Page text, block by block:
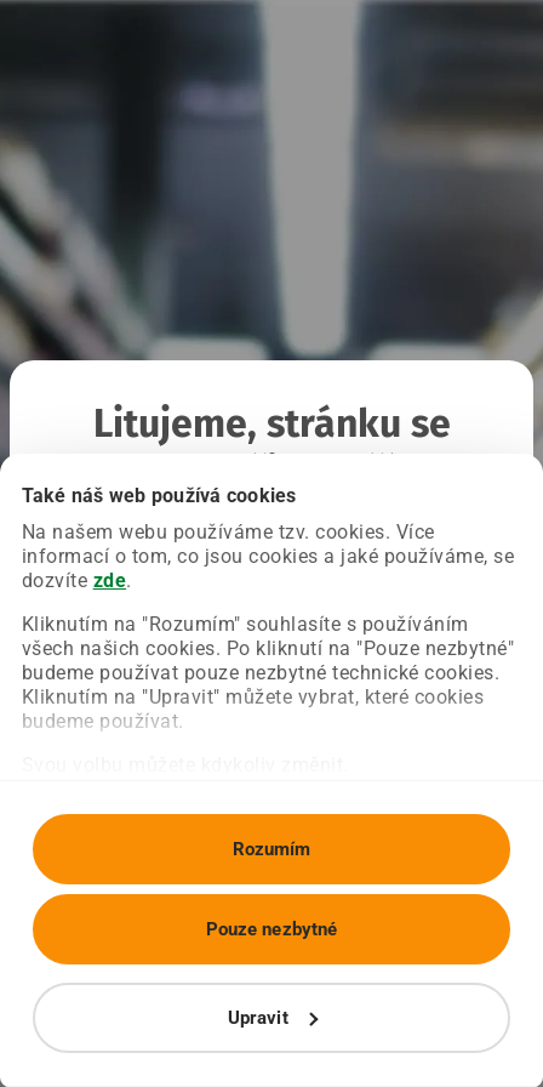
Také náš web používá cookies
Na našem webu používáme tzv. cookies. Více
informací o tom, co jsou cookies a jaké používáme, se
dozvíte zde.
Kliknutím na "Rozumím" souhlasíte s používáním
všech našich cookies. Po kliknutí na "Pouze nezbytné"
budeme používat pouze nezbytné technické cookies.
Kliknutím na "Upravit" můžete vybrat, které cookies
budeme používat.
Rozumím
Upravit
Pouze nezbytné
Litujeme, stránku se
Chyba nastala na naší straně a už ji opravujeme.
Zkuste prosím znovu načíst požadovanou stránku.
Obnovit stránku Úvodní strana